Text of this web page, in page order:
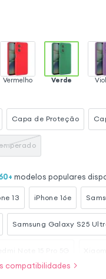
Vermelho Verde
Capa de Proteção
+ modelos populares
13 iPhone 16e
Samsung Galaxy S25
compatibilidades